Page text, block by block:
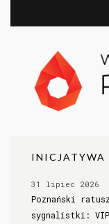
INICJATYWA
31 lipiec 2026
Poznański
sygnalistki: